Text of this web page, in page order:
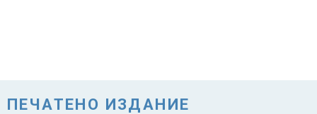
ПЕЧАТЕНО ИЗДАНИЕ